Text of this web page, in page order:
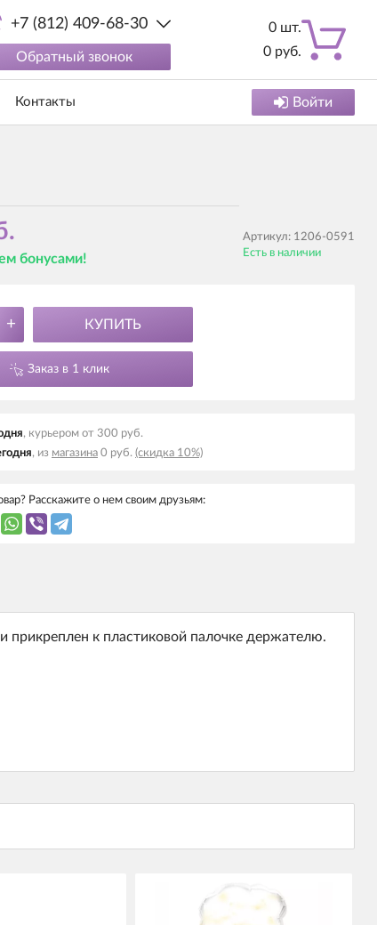
+7 (812) 409-68-30
Обратный звонок
0 шт.
0 руб.
Контакты Войти
бонусами!
Артикул: 1206-0591
Есть в наличии
+ КУПИТЬ
Заказ в 1 клик
, курьером от 300 руб.
, из магазина 0 руб. (скидка 10%)
Расскажите о нем своим друзьям:
к пластиковой палочке держателю.